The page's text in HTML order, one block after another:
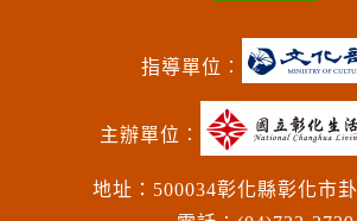
指導單位︰
主辦單位︰
地址：500034彰化縣彰化市